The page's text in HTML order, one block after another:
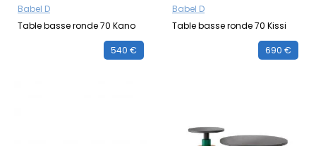
Babel D
Table basse ronde 70 Kano
540 €
Babel D
Table basse ronde 70 Kissi
690 €